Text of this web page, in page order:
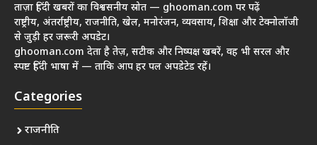
ताज़ा हिंदी खबरों का विश्वसनीय स्रोत — ghooman.com पर पढ़ें
राष्ट्रीय, अंतर्राष्ट्रीय, राजनीति, खेल, मनोरंजन, व्यवसाय, शिक्षा और टेक्नोलॉजी
से जुड़ी हर जरूरी अपडेट।
ghooman.com देता है तेज़, सटीक और निष्पक्ष खबरें, वह भी सरल और
स्पष्ट हिंदी भाषा में — ताकि आप हर पल अपडेटेड रहें।
Categories
राजनीति